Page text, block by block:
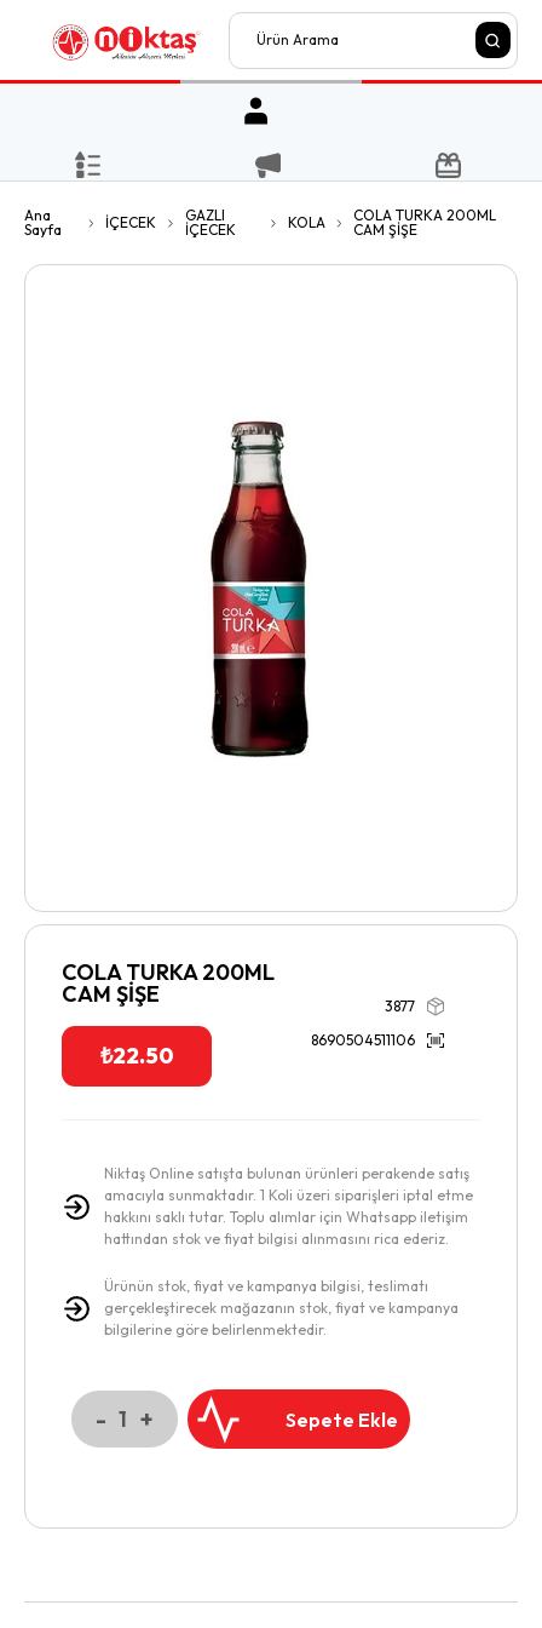
Ana
Sayfa
İÇECEK
GAZLI
İÇECEK
KOLA
COLA TURKA 200ML
CAM ŞİŞE
COLA TURKA 200ML
CAM ŞİŞE
₺22.50
3877
8690504511106
Niktaş Online satışta bulunan ürünleri perakende satış
amacıyla sunmaktadır. 1 Koli üzeri siparişleri iptal etme
hakkını saklı tutar. Toplu alımlar için Whatsapp iletişim
hattından stok ve fiyat bilgisi alınmasını rica ederiz.
Ürünün stok, fiyat ve kampanya bilgisi, teslimatı
gerçekleştirecek mağazanın stok, fiyat ve kampanya
bilgilerine göre belirlenmektedir.
- 1 + Sepete Ekle